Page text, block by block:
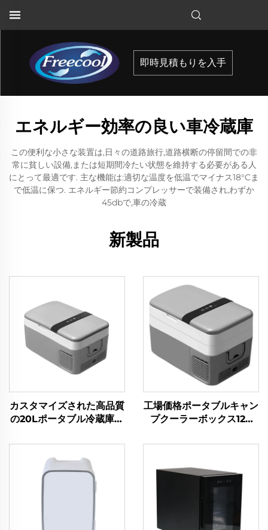
即時見積もりを入手
エネルギー効率の良い車冷蔵庫
この便利な小さな装置は,日々の道路旅行,道路横断の停留間での非
常に貧しい設備,または短期間冷たい状態を維持する必要がある人
にとって最適です. 主な機能は:適切な温度を低温でマイナス18°Cま
で低温に保つ. エネルギー節約コンプレッサーで装備され,わずか
45dbで,車の冷蔵
新製品
カスタマイズされた高品質
の20Lポータブル冷蔵庫コ
クス、キャンプ、RV、旅
行用の12V車用冷蔵庫冷凍
庫
工場価格ポータブルキャン
プクーラーボックス12V
ックス車30L